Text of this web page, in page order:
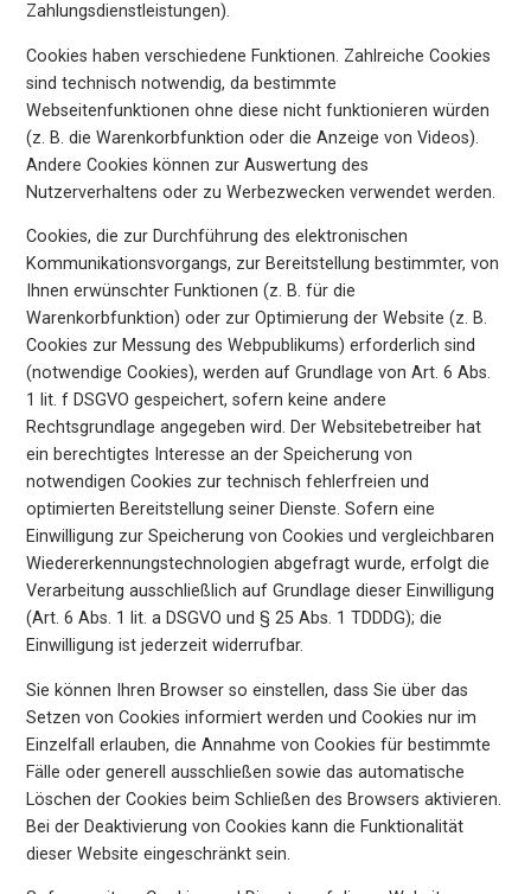
Zahlungsdienstleistungen).
Cookies haben verschiedene Funktionen. Zahlreiche Cookies
sind technisch notwendig, da bestimmte
Webseitenfunktionen ohne diese nicht funktionieren würden
(z. B. die Warenkorbfunktion oder die Anzeige von Videos).
Andere Cookies können zur Auswertung des
Nutzerverhaltens oder zu Werbezwecken verwendet werden.
Cookies, die zur Durchführung des elektronischen
Kommunikationsvorgangs, zur Bereitstellung bestimmter, von
Ihnen erwünschter Funktionen (z. B. für die
Warenkorbfunktion) oder zur Optimierung der Website (z. B.
Cookies zur Messung des Webpublikums) erforderlich sind
(notwendige Cookies), werden auf Grundlage von Art. 6 Abs.
1 lit. f DSGVO gespeichert, sofern keine andere
Rechtsgrundlage angegeben wird. Der Websitebetreiber hat
ein berechtigtes Interesse an der Speicherung von
notwendigen Cookies zur technisch fehlerfreien und
optimierten Bereitstellung seiner Dienste. Sofern eine
Einwilligung zur Speicherung von Cookies und vergleichbaren
Wiedererkennungstechnologien abgefragt wurde, erfolgt die
Verarbeitung ausschließlich auf Grundlage dieser Einwilligung
(Art. 6 Abs. 1 lit. a DSGVO und § 25 Abs. 1 TDDDG); die
Einwilligung ist jederzeit widerrufbar.
Sie können Ihren Browser so einstellen, dass Sie über das
Setzen von Cookies informiert werden und Cookies nur im
Einzelfall erlauben, die Annahme von Cookies für bestimmte
Fälle oder generell ausschließen sowie das automatische
Löschen der Cookies beim Schließen des Browsers aktivieren.
Bei der Deaktivierung von Cookies kann die Funktionalität
dieser Website eingeschränkt sein.